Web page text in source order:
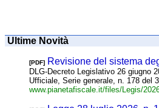
Ultime Novità
[PDF] Revisione del sistema
DLG-Decreto Legislativo 26 giugno
Ufficiale, Serie generale, n. 178 del
www.pianetafiscale.it/files/Legis/